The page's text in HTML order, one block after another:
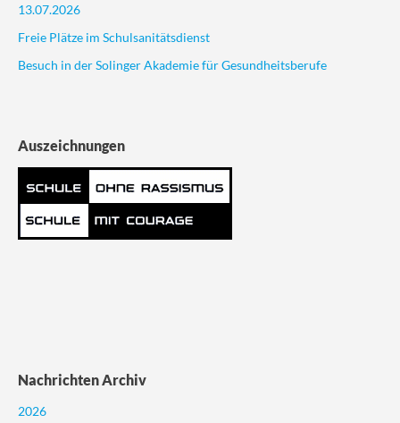
13.07.2026
Freie Plätze im Schulsanitätsdienst
Besuch in der Solinger Akademie für Gesundheitsberufe
Auszeichnungen
Nachrichten Archiv
2026